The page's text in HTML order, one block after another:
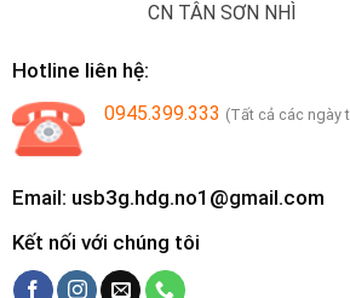
CN TÂN SƠN NHÌ
Hotline liên hệ:
0945.399.333 (Tất cả các ngày
Email: usb3g.hdg.no1@gmail.com
Kết nối với chúng tôi